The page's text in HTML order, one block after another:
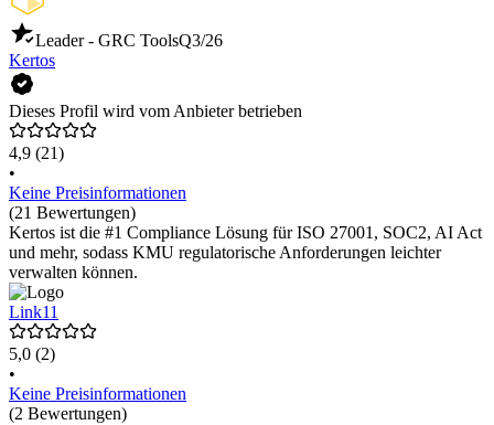
Leader - GRC ToolsQ3/26
Kertos
Dieses Profil wird vom Anbieter betrieben
4,9 (21)
•
Keine Preisinformationen
(21 Bewertungen)
Kertos ist die #1 Compliance Lösung für ISO 27001, SOC2, AI Act
und mehr, sodass KMU regulatorische Anforderungen leichter
verwalten können.
Link11
5,0 (2)
•
Keine Preisinformationen
(2 Bewertungen)